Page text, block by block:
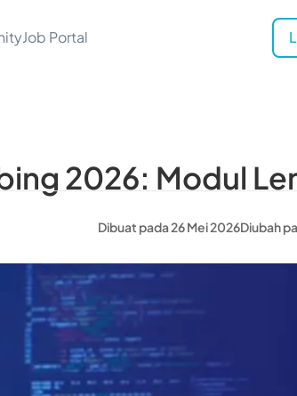
Job Portal
2026: Modul
Dibuat pada 26 Mei 2026Diubah